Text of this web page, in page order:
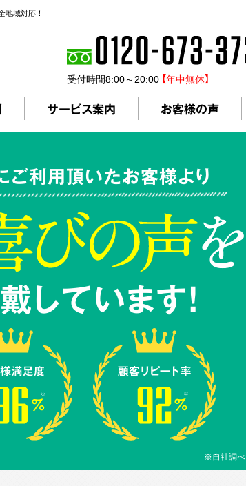
地域対応！
受付時間8:00～20:00 【年中無休】
サービス案内 お客様の声
ご利用頂いたお客様より
しています!
※自社調べ